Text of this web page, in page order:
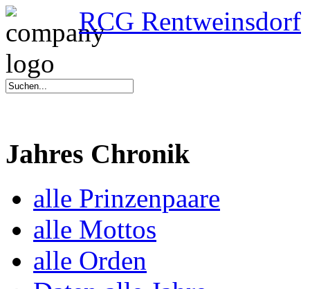
RCG Rentweinsdorf
Jahres Chronik
alle Prinzenpaare
alle Mottos
alle Orden